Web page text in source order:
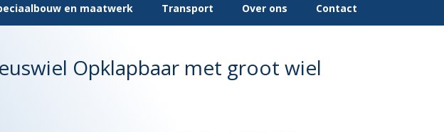
en maatwerk Transport Over ons Contact
Opklapbaar met groot wiel